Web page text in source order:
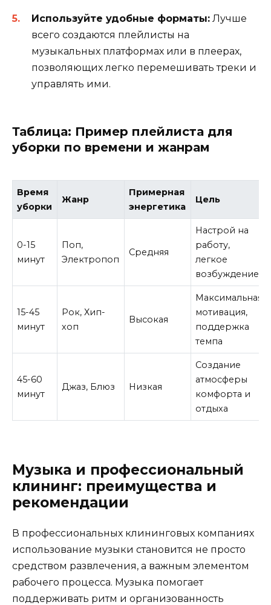
Используйте удобные форматы: Лучше
всего создаются плейлисты на
музыкальных платформах или в плеерах,
позволяющих легко перемешивать треки и
управлять ими.
Таблица: Пример плейлиста для
уборки по времени и жанрам
Время
уборки
Жанр
Примерная
энергетика
Цель
0-15
минут
Поп,
Электропоп
Средняя
Настрой на
работу,
легкое
возбуждение
15-45
минут
Рок, Хип-
хоп
Высокая
Максимальная
мотивация,
поддержка
темпа
45-60
минут
Джаз, Блюз Низкая
Создание
атмосферы
комфорта и
отдыха
Музыка и профессиональный
клининг: преимущества и
рекомендации
В профессиональных клининговых компаниях
использование музыки становится не просто
средством развлечения, а важным элементом
рабочего процесса. Музыка помогает
поддерживать ритм и организованность